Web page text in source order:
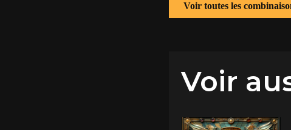
Voir toutes les
Voir